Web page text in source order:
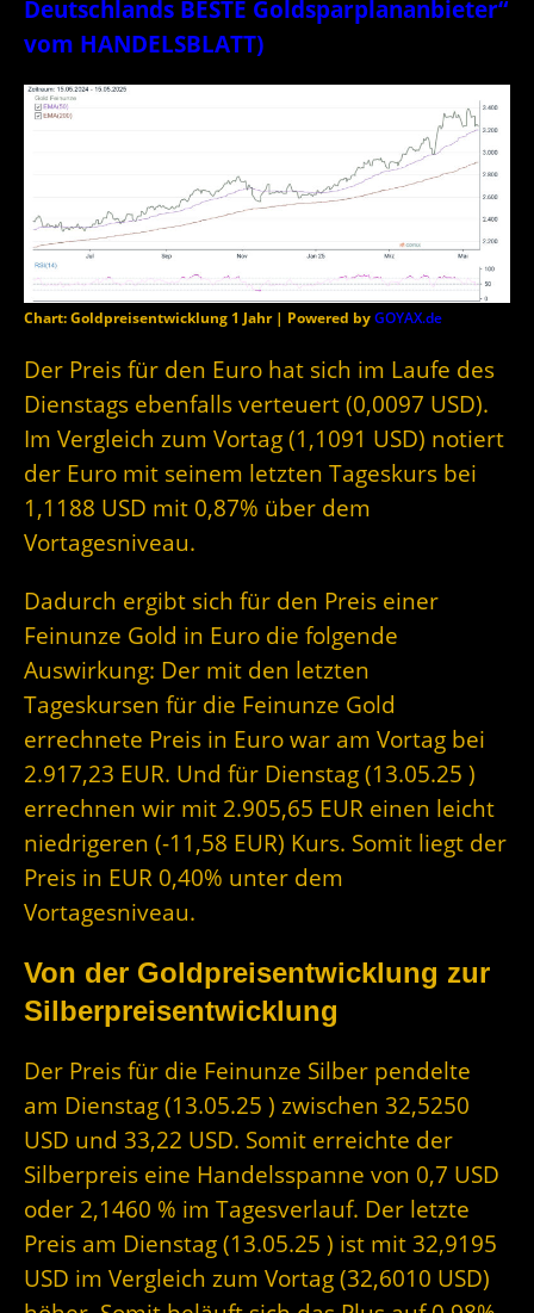
Deutschlands BESTE Goldsparplananbieter“
vom HANDELSBLATT)
Chart: Goldpreisentwicklung 1 Jahr | Powered byGOYAX.de
Der Preis für den Euro hat sich im Laufe des
Dienstags ebenfalls verteuert (0,0097 USD).
Im Vergleich zum Vortag (1,1091 USD) notiert
der Euro mit seinem letzten Tageskurs bei
1,1188 USD mit 0,87% über dem
Vortagesniveau.
Dadurch ergibt sich für den Preis einer
Feinunze Gold in Euro die folgende
Auswirkung: Der mit den letzten
Tageskursen für die Feinunze Gold
errechnete Preis in Euro war am Vortag bei
2.917,23 EUR. Und für Dienstag (13.05.25 )
errechnen wir mit 2.905,65 EUR einen leicht
niedrigeren (-11,58 EUR) Kurs. Somit liegt der
Preis in EUR 0,40% unter dem
Vortagesniveau.
Von der Goldpreisentwicklung zur
Silberpreisentwicklung
Der Preis für die Feinunze Silber pendelte
am Dienstag (13.05.25 ) zwischen 32,5250
USD und 33,22 USD. Somit erreichte der
Silberpreis eine Handelsspanne von 0,7 USD
oder 2,1460 % im Tagesverlauf. Der letzte
Preis am Dienstag (13.05.25 ) ist mit 32,9195
USD im Vergleich zum Vortag (32,6010 USD)